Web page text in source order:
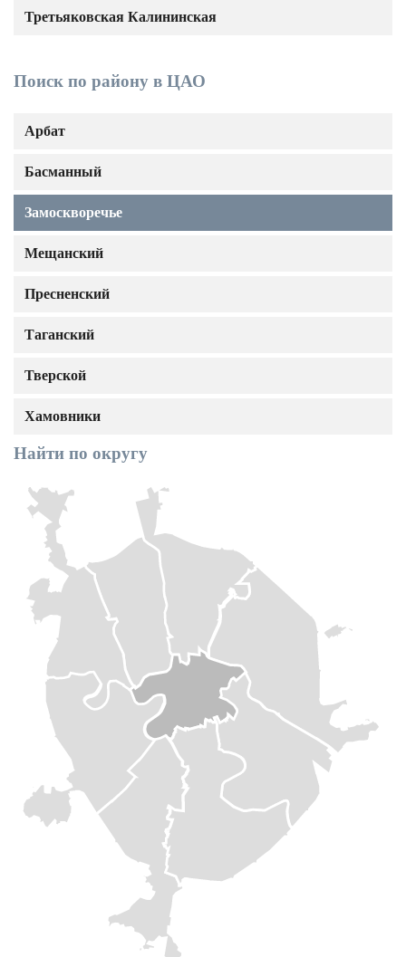
Поиск по району в ЦАО
Арбат
Басманный
Замоскворечье
Мещанский
Пресненский
Таганский
Тверской
Хамовники
Найти по округу
Третьяковская Калининская